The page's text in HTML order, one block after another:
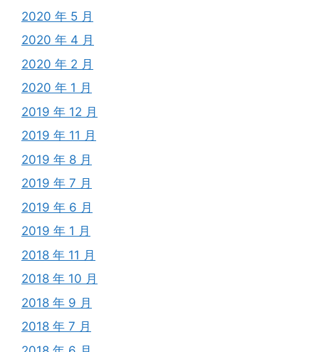
2020 年 5 月
2020 年 4 月
2020 年 2 月
2020 年 1 月
2019 年 12 月
2019 年 11 月
2019 年 8 月
2019 年 7 月
2019 年 6 月
2019 年 1 月
2018 年 11 月
2018 年 10 月
2018 年 9 月
2018 年 7 月